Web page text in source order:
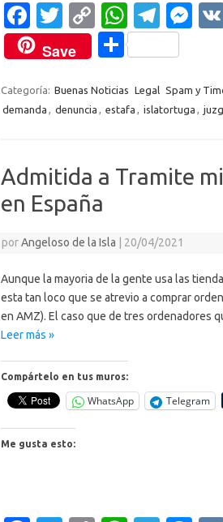
Fa
c
e
b
o
k
T
w
it
te
r
C
o
p
y
Li
k
W
h
at
s
A
p
T
el
e
gr
a
M
n
g
Save
C
m
p
ti
Categoría: Buenas Noticias Legal Spam y
demanda , denuncia , estafa , islatortuga ,
Admitida a Tramite
en España
porAngeloso de la Isla 20/04/2021
Aunque la mayoria de la gente usa las
esta tan loco que se atrevio a comprar
en AMZ). El caso que de tres ordenadores
Leer más »
Compártelo en tus muros:
WhatsApp Telegram
Me gusta esto: